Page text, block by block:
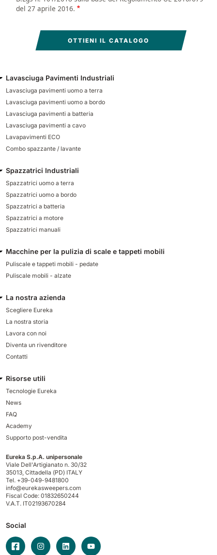
del 27 aprile 2016.
Lavasciuga Pavimenti Industriali
Lavasciuga pavimenti uomo a terra
Lavasciuga pavimenti uomo a bordo
Lavasciuga pavimenti a batteria
Lavasciuga pavimenti a cavo
Lavapavimenti ECO
Combo spazzante / lavante
Spazzatrici Industriali
Spazzatrici uomo a terra
Spazzatrici uomo a bordo
Spazzatrici a batteria
Spazzatrici a motore
Spazzatrici manuali
Macchine per la pulizia di scale e tappeti mobili
Puliscale e tappeti mobili - pedate
Puliscale mobili - alzate
La nostra azienda
Scegliere Eureka
La nostra storia
Lavora con noi
Diventa un rivenditore
Contatti
Risorse utili
Tecnologie Eureka
News
FAQ
Academy
Supporto post-vendita
Eureka S.p.A. unipersonale
Viale Dell'Artigianato n. 30/32
35013, Cittadella (PD) ITALY
Tel. +39-049-9481800
info@eurekasweepers.com
Fiscal Code: 01832650244
V.A.T. IT02193670284
Social